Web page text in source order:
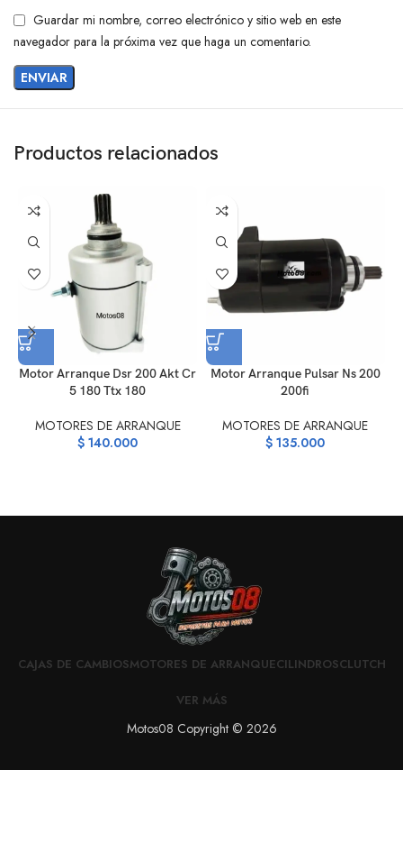
Guardar mi nombre, correo electrónico y sitio web en este
navegador para la próxima vez que haga un comentario.
Productos relacionados
Motor Arranque Dsr 200 Akt Cr
5 180 Ttx 180
MOTORES DE ARRANQUE
$ 140.000
Motor Arranque Pulsar Ns 200
200fi
MOTORES DE ARRANQUE
$ 135.000
CAJAS DE CAMBIOSMOTORES DE ARRANQUECILINDROSCLUTCH
VER MÁS
Motos08 Copyright © 2026